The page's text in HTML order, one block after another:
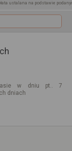
ustalana na podstawie
w dniu pt.. 7
dniach